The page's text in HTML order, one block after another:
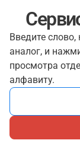
Введите слово,
аналог, и
просмотра
алфавиту.